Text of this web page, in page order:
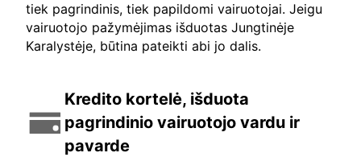
tiek pagrindinis, tiek papildomi vairuotojai. Jeigu
vairuotojo pažymėjimas išduotas Jungtinėje
Karalystėje, būtina pateikti abi jo dalis.
Kredito kortelė, išduota
pagrindinio vairuotojo vardu ir
pavarde